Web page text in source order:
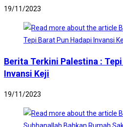
19/11/2023
Berita Terkini Palestina :
Invansi Keji
19/11/2023